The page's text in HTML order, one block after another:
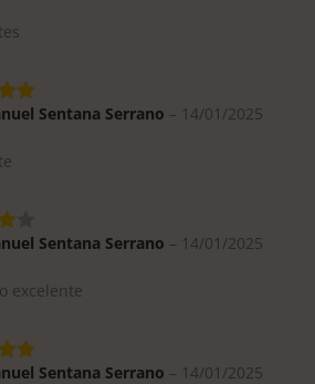
Sentana Serrano – 14/01/2025
Sentana Serrano – 14/01/2025
excelente
Sentana Serrano – 14/01/2025